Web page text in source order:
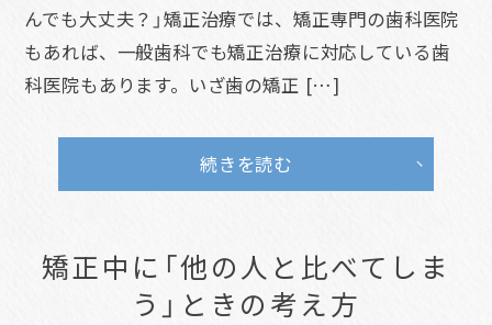
んでも大丈夫？」矯正治療では、矯正専門の歯科医院
もあれば、一般歯科でも矯正治療に対応している歯
科医院もあります。いざ歯の矯正 […]
続きを読む
矯正中に「他の人と比べてしま
う」ときの考え方